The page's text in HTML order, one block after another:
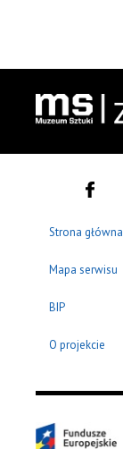
Strona główna
Mapa serwisu
BIP
O projekcie